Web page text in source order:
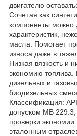
двигателю
Сочетая как
компоненты можно
характеристик,
масла. Помогает
износа даже в
Низкая вязкость и
экономию топлива.
дизельных и
биодизельных
Классификация:
допуском MB
проверки экономии
эталонным